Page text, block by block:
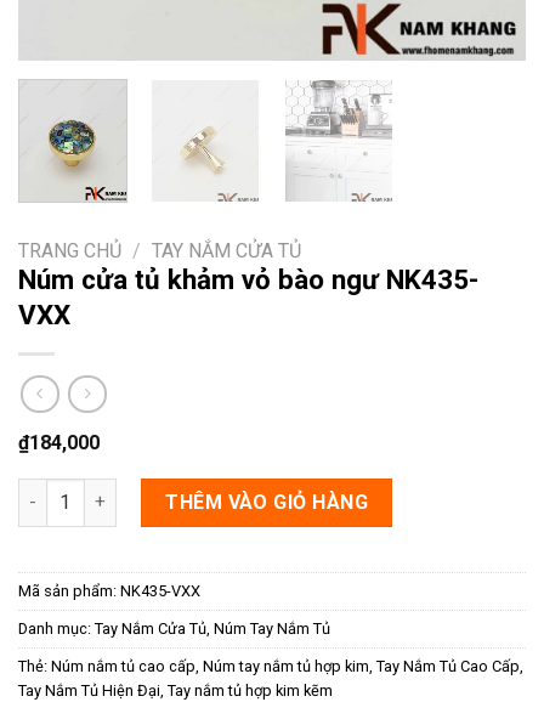
TRANG CHỦ / TAY NẮM CỬA TỦ
Núm cửa tủ khảm vỏ bào ngư NK435-
VXX
₫184,000
Núm cửa tủ khảm vỏ bào ngư NK435-VXX số lượng
THÊM VÀO GIỎ HÀNG
Mã sản phẩm: NK435-VXX
Danh mục: Tay Nắm Cửa Tủ Núm Tay Nắm Tủ
Thẻ: Núm nắm tủ cao cấp Núm tay nắm tủ hợp kim Tay Nắm Tủ Cao Cấp
Tay Nắm Tủ Hiện Đại Tay nắm tủ hợp kim kẽm